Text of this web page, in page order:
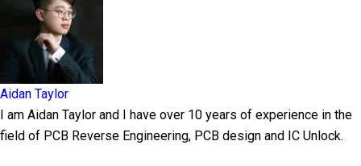
Aidan Taylor
I am Aidan Taylor and I have over 10 years of experience in the
field of PCB Reverse Engineering, PCB design and IC Unlock.